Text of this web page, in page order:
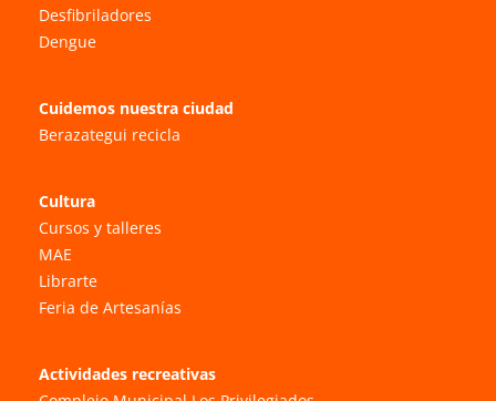
Desfibriladores
Dengue
Cuidemos nuestra ciudad
Berazategui recicla
Cultura
Cursos y talleres
MAE
Librarte
Feria de Artesanías
Actividades recreativas